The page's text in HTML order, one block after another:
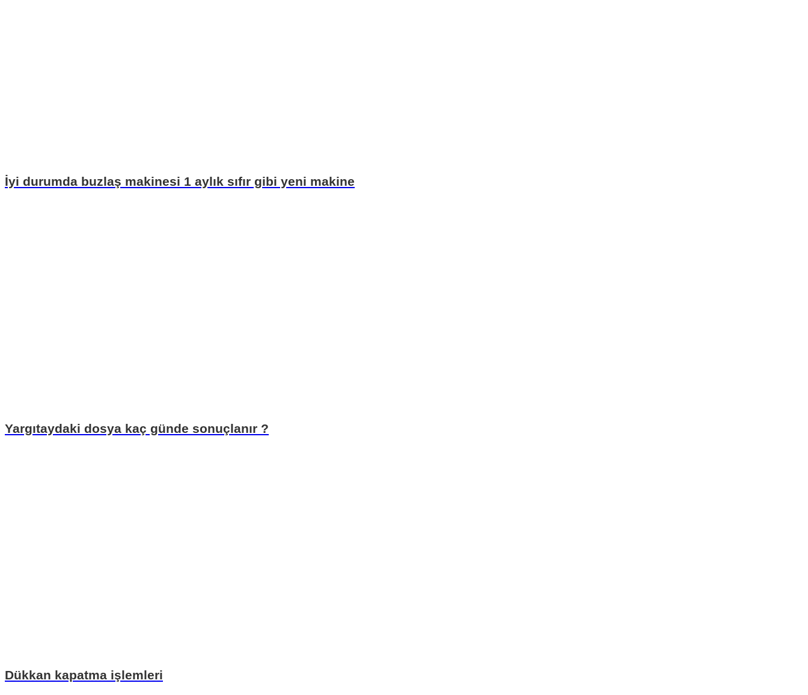
İyi durumda buzlaş makinesi 1 aylık sıfır gibi yeni makine
Yargıtaydaki dosya kaç günde sonuçlanır ?
Dükkan kapatma işlemleri